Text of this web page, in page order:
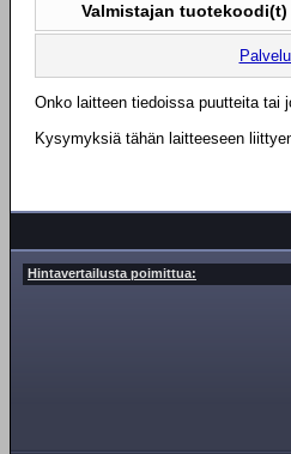
Valmistajan tuotekoodi(t)
Onko laitteen tiedoissa puutteita tai
Kysymyksiä tähän laitteeseen
Hintavertailusta poimittua: